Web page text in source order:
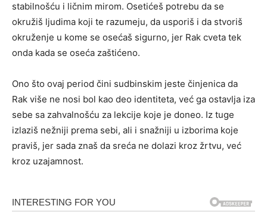
stabilnošću i ličnim mirom. Osetićeš potrebu da se
okružiš ljudima koji te razumeju, da usporiš i da stvoriš
okruženje u kome se osećaš sigurno, jer Rak cveta tek
onda kada se oseća zaštićeno.
Ono što ovaj period čini sudbinskim jeste činjenica da
Rak više ne nosi bol kao deo identiteta, već ga ostavlja iza
sebe sa zahvalnošću za lekcije koje je doneo. Iz tuge
izlaziš nežniji prema sebi, ali i snažniji u izborima koje
praviš, jer sada znaš da sreća ne dolazi kroz žrtvu, već
kroz uzajamnost.